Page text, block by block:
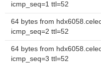
icmp_seq=1 ttl=52
64 bytes from
icmp_seq=2 ttl=52
64 bytes from
icmp_seq=3 ttl=52